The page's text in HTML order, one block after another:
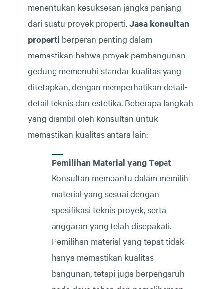
menentukan kesuksesan jangka panjang
dari suatu proyek properti.Jasa konsultan
properti berperan penting dalam
memastikan bahwa proyek pembangunan
gedung memenuhi standar kualitas yang
ditetapkan, dengan memperhatikan detail-
detail teknis dan estetika. Beberapa langkah
yang diambil oleh konsultan untuk
memastikan kualitas antara lain:
Pemilihan Material yang Tepat
Konsultan membantu dalam memilih
material yang sesuai dengan
spesifikasi teknis proyek, serta
anggaran yang telah disepakati.
Pemilihan material yang tepat tidak
hanya memastikan kualitas
bangunan, tetapi juga berpengaruh